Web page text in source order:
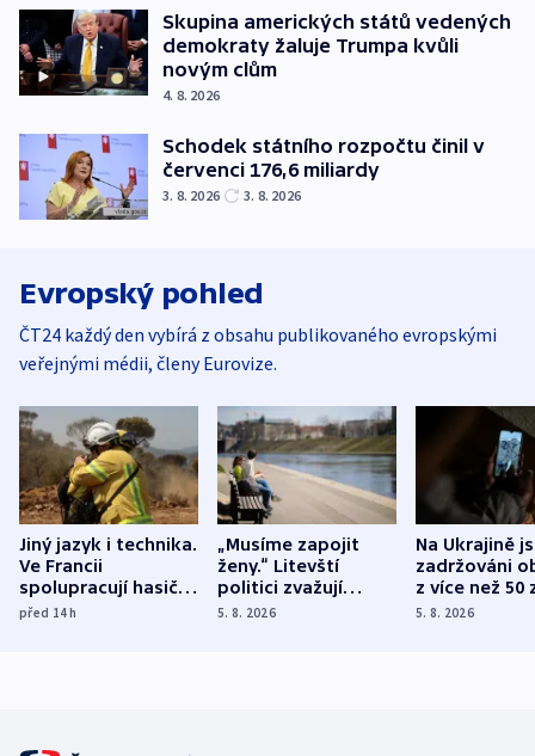
Skupina amerických států vedených
demokraty žaluje Trumpa kvůli
novým clům
4. 8. 2026
Schodek státního rozpočtu činil v
červenci 176,6 miliardy
3. 8. 2026 3. 8. 2026
Evropský pohled
ČT24 každý den vybírá z obsahu publikovaného evropskými
veřejnými médii, členy Eurovize.
Jiný jazyk i technika.
Ve Francii
spolupracují hasiči z
různých zemí
před 14h
„Musíme zapojit
ženy.“ Litevští
politici zvažují
dohodu o
5. 8. 2026
Na Ukrajině
zadržováni
z více než 50
Bojovali na
5. 8. 2026